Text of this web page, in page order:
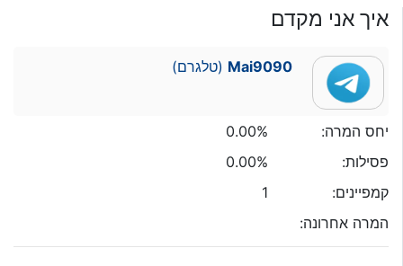
איך אני מקדם
Mai9090 (טלגרם)
יחס המרה:
0.00%
פסילות:
0.00%
קמפיינים:
1
המרה אחרונה: